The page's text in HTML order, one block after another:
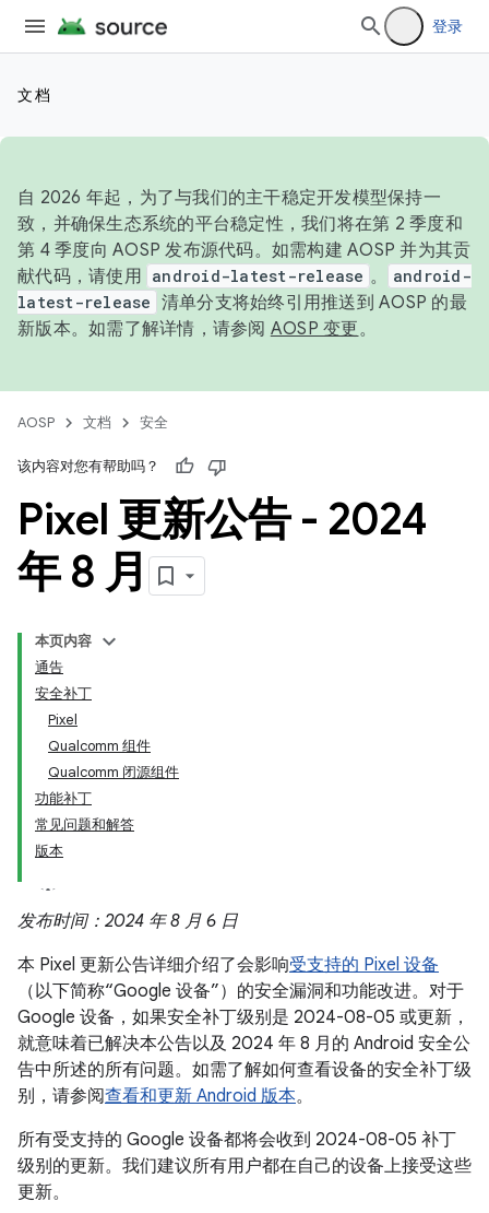
登录
文档
自 2026 年起，为了与我们的主干稳定开发模型保持一
致，并确保生态系统的平台稳定性，我们将在第 2 季度和
第 4 季度向 AOSP 发布源代码。如需构建 AOSP 并为其贡
献代码，请使用 android-latest-release 。
android-
latest-release 清单分支将始终引用推送到 AOSP 的最
新版本。如需了解详情，请参阅 AOSP 变更。
AOSP 文档 安全
该内容对您有帮助吗？
Pixel 更新公告 - 2024
年 8 月
本页内容
通告
安全补丁
Pixel
Qualcomm 组件
Qualcomm 闭源组件
功能补丁
常见问题和解答
版本
发布时间：2024 年 8 月 6 日
本 Pixel 更新公告详细介绍了会影响受支持的 Pixel 设备
（以下简称“Google 设备”）的安全漏洞和功能改进。对于
Google 设备，如果安全补丁级别是 2024-08-05 或更新，
就意味着已解决本公告以及 2024 年 8 月的 Android 安全公
告中所述的所有问题。如需了解如何查看设备的安全补丁级
别，请参阅查看和更新 Android 版本。
所有受支持的 Google 设备都将会收到 2024-08-05 补丁
级别的更新。我们建议所有用户都在自己的设备上接受这些
更新。